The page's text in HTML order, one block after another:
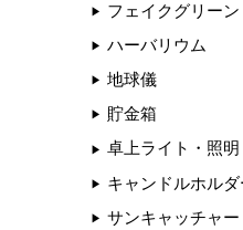
フェイクグリーン
ハーバリウム
地球儀
貯金箱
卓上ライト・照明
キャンドルホル
サンキャッチャー